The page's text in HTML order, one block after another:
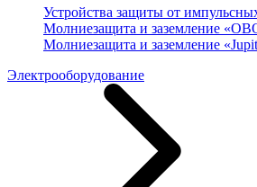
Устройства защиты от
Молниезащита и заземление
Молниезащита и заземление
Электрооборудование